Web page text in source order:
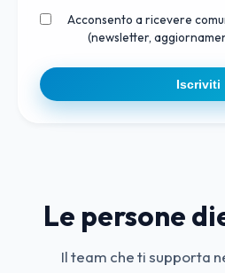
Acconsento a ricevere
(newsletter,
Iscriviti
Le persone
Il team che ti supporta